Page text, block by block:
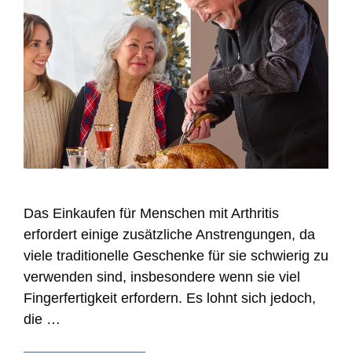
Das Einkaufen für Menschen mit Arthritis
erfordert einige zusätzliche Anstrengungen, da
viele traditionelle Geschenke für sie schwierig zu
verwenden sind, insbesondere wenn sie viel
Fingerfertigkeit erfordern. Es lohnt sich jedoch,
die …